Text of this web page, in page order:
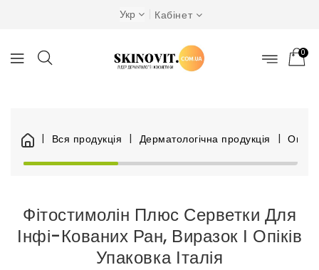
Укр Кабінет
0
Вся продукція Дерматологічна продукція
Фітостимолін Плюс Серветки Для
Інфі-Кованих Ран, Виразок І Опіків
Упаковка Італія